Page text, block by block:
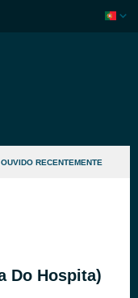
OUVIDO RECENTEMENTE
Do Hospita)